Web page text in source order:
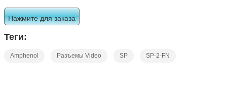
Нажмите для заказа
Теги:
Amphenol Разъемы Video SP SP-2-FN